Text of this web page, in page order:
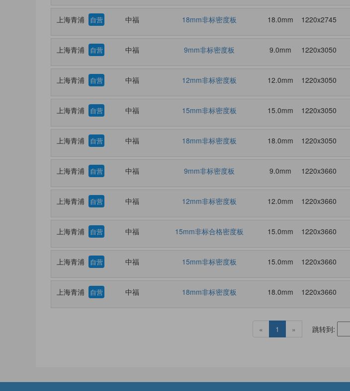
上海青浦 自营 中福 18mm非标密度板 18.0mm 1220x2745
上海青浦 自营 中福 9mm非标密度板 9.0mm 1220x3050
上海青浦 自营 中福 12mm非标密度板 12.0mm 1220x3050
上海青浦 自营 中福 15mm非标密度板 15.0mm 1220x3050
上海青浦 自营 中福 18mm非标密度板 18.0mm 1220x3050
上海青浦 自营 中福 9mm非标密度板 9.0mm 1220x3660
上海青浦 自营 中福 12mm非标密度板 12.0mm 1220x3660
上海青浦 自营 中福 15mm非标合格密度板 15.0mm 1220x3660
上海青浦 自营 中福 15mm非标密度板 15.0mm 1220x3660
上海青浦 自营 中福 18mm非标密度板 18.0mm 1220x3660
« 1 » 跳转到: